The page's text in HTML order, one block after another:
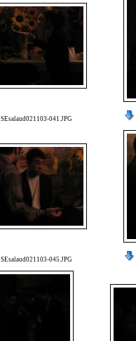
SEsalaud021103-041.JPG
SEsalaud021103-045.JPG